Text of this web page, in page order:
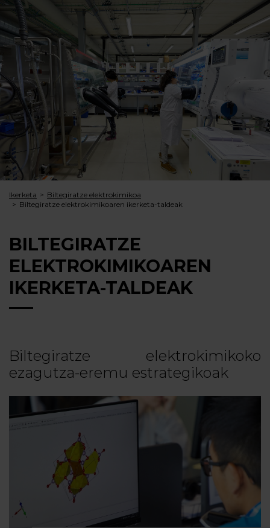
Ikerketa
Biltegiratze elektrokimikoa
Biltegiratze elektrokimi­koaren ikerketa-taldeak
BILTEGIRATZE
ELEKTROKIMI­KOAREN
IKERKETA-TALDEAK
Biltegiratze elektrokimikoko
ezagutza-eremu estrategikoak